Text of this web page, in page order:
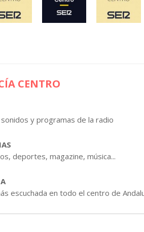
CENTRO
y programas de la radio
deportes, magazine, música...
escuchada en todo el centro de